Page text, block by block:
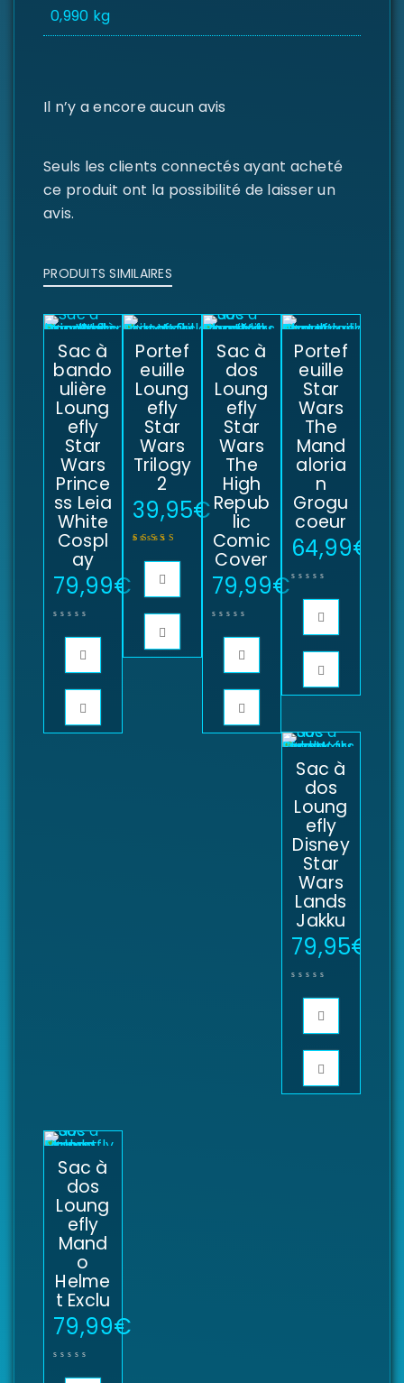
0,990 kg
Il n’y a encore aucun avis
Seuls les clients connectés ayant acheté
ce produit ont la possibilité de laisser un
avis.
PRODUITS SIMILAIRES
Sac à
bando
ulière
Loung
efly
Star
Wars
Prince
ss Leia
White
Cospl
ay
79,99€
Portef
euille
Loung
efly
Star
Wars
Trilogy
2
39,95€
Note5.00sur 5
Sac à
dos
Loung
efly
Star
Wars
The
High
Repub
lic
Comic
Cover
79,99€
Portef
euille
Star
Wars
The
Mand
aloria
n
Grogu
coeur
64,99€
Sac à
dos
Loung
efly
Disney
Star
Wars
Lands
Jakku
79,95€
Sac à
dos
Loung
efly
Mand
o
Helme
t Exclu
79,99€